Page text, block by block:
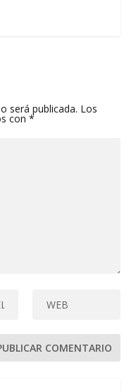
será publicada. Los
con*